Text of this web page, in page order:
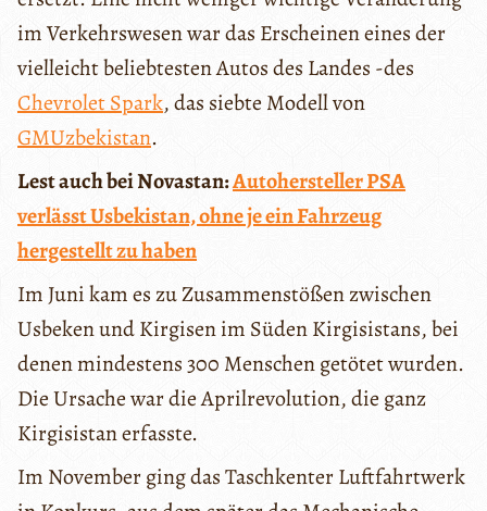
im Verkehrswesen war das Erscheinen eines der
vielleicht beliebtesten Autos des Landes -des
Chevrolet Spark, das siebte Modell von
GMUzbekistan.
Lest auch bei Novastan:Autohersteller PSA
verlässt Usbekistan, ohne je ein Fahrzeug
hergestellt zu haben
Im Juni kam es zu Zusammenstößen zwischen
Usbeken und Kirgisen im Süden Kirgisistans, bei
denen mindestens 300 Menschen getötet wurden.
Die Ursache war die Aprilrevolution, die ganz
Kirgisistan erfasste.
Im November ging das Taschkenter Luftfahrtwerk